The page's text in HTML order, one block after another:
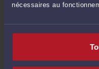
nécessaires au
CONTACTER ME
PRENDRE RDV